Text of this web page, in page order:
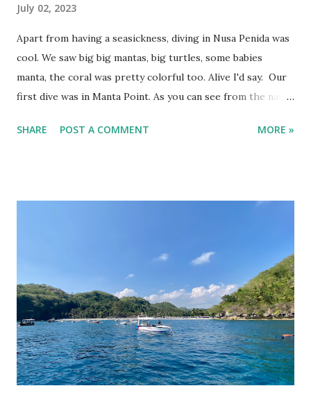
July 02, 2023
Apart from having a seasickness, diving in Nusa Penida was
cool. We saw big big mantas, big turtles, some babies
manta, the coral was pretty colorful too. Alive I'd say. Our
first dive was in Manta Point. As you can see from the name,
was amazing to see big mantas. I saw, at least 5 big ones.
surge, then pushed forward flowing with the surge.
Personally, I chose surge more than current hahaha! My
experiences with current, was not cool. I dislike to fight it
but at the same time I had to let go myself being dragged
with the current until god knows where 😂 While with
surge, I can also see the creatures down there flowing
happily following...
SHARE POST A COMMENT MORE »